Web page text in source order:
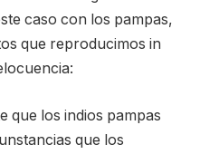
caso con los pampas,
que reproducimos in
que los indios pampas
que los